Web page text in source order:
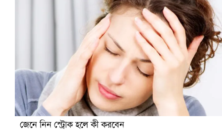
বৈষম্যবিরোধী ছাত্র আন্দোলনের সাধারণ সম্পাদকের পদত্যাগ
জেনে নিন স্ট্রোক হলে কী করবেন